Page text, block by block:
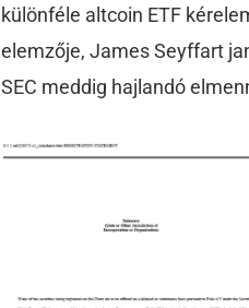
különféle altcoin ETF
elemzője, James Seyffart
SEC meddig hajlandó